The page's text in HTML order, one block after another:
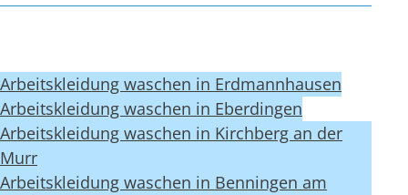
Arbeitskleidung waschen in Erdmannhausen
Arbeitskleidung waschen in Eberdingen
Arbeitskleidung waschen in Kirchberg an der
Murr
Arbeitskleidung waschen in Benningen am